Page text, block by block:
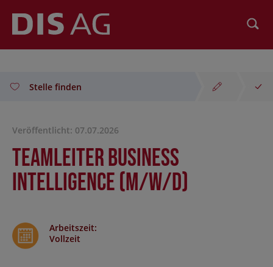
Stelle finden
Veröffentlicht: 07.07.2026
Teamleiter Business
Intelligence (m/w/d)
Arbeitszeit:
Vollzeit